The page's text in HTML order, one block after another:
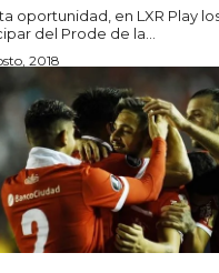
oportunidad, en LXR Play
del Prode de la...
2018